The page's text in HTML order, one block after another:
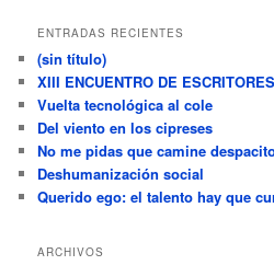
ENTRADAS RECIENTES
(sin título)
XIII ENCUENTRO DE
Vuelta tecnológica al cole
Del viento en los cipreses
No me pidas que camine
Deshumanización social
Querido ego: el talento hay que
ARCHIVOS